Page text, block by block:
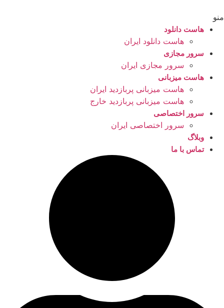
منو
هاست دانلود
هاست دانلود ایران
سرور مجازی
سرور مجازی ایران
هاست میزبانی
هاست میزبانی پربازدید ایران
هاست میزبانی پربازدید خارج
سرور اختصاصی
سرور اختصاصی ایران
وبلاگ
تماس با ما